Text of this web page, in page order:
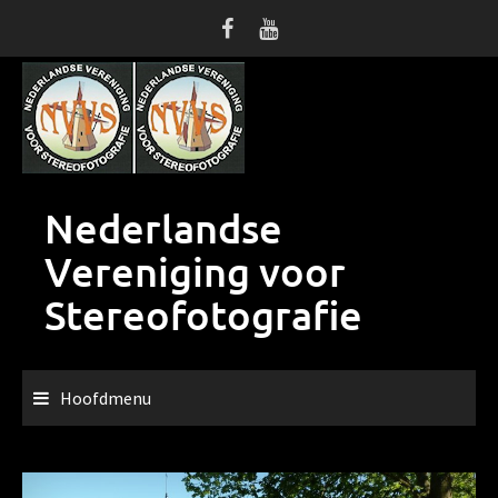
inhoud
Nederlandse
Vereniging voor
Stereofotografie
Hoofdmenu